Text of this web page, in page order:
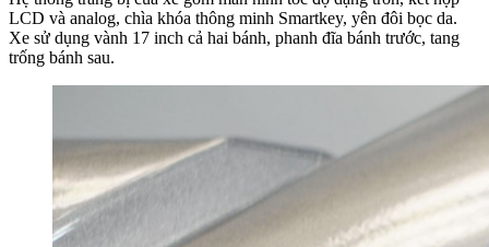
LCD và analog, chìa khóa thông minh Smartkey, yên đôi bọc da.
Xe sử dụng vành 17 inch cả hai bánh, phanh đĩa bánh trước, tang
trống bánh sau.